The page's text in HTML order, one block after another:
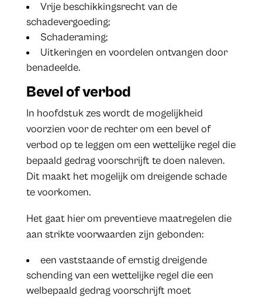
Vrije beschikkingsrecht van de
schadevergoeding;
Schaderaming;
Uitkeringen en voordelen ontvangen door
benadeelde.
Bevel of verbod
In hoofdstuk zes wordt de mogelijkheid
voorzien voor de rechter om een bevel of
verbod op te leggen om een wettelijke regel die
bepaald gedrag voorschrijft te doen naleven.
Dit maakt het mogelijk om dreigende schade
te voorkomen.
Het gaat hier om preventieve maatregelen die
aan strikte voorwaarden zijn gebonden:
een vaststaande of ernstig dreigende
schending van een wettelijke regel die een
welbepaald gedrag voorschrijft moet